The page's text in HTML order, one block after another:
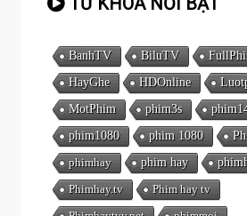
BanhTV BiluTV
HayGhe
HDOnline
MotPhim
phim3s
phim1080
phim 1080
phimhay
phim hay
Phimhay.tv
Phim hay tv